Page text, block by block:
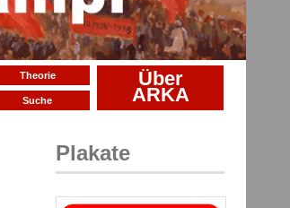
Theorie
Suche
Über
ARKA
Plakate